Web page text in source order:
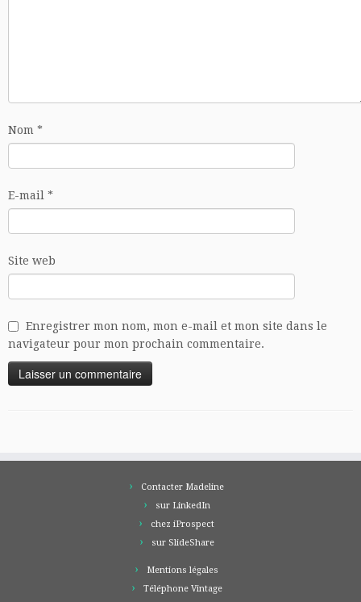
Nom *
E-mail *
Site web
Enregistrer mon nom, mon e-mail et mon site dans le
navigateur pour mon prochain commentaire.
Contacter Madeline
sur LinkedIn
chez iProspect
sur SlideShare
Mentions légales
Téléphone Vintage